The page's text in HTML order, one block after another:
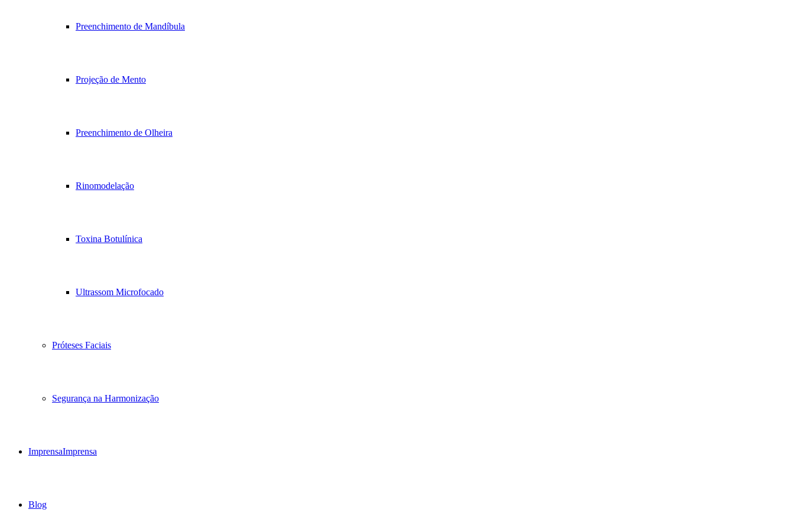
Preenchimento de Mandíbula
Projeção de Mento
Preenchimento de Olheira
Rinomodelação
Toxina Botulínica
Ultrassom Microfocado
Próteses Faciais
Segurança na Harmonização
ImprensaImprensa
Blog